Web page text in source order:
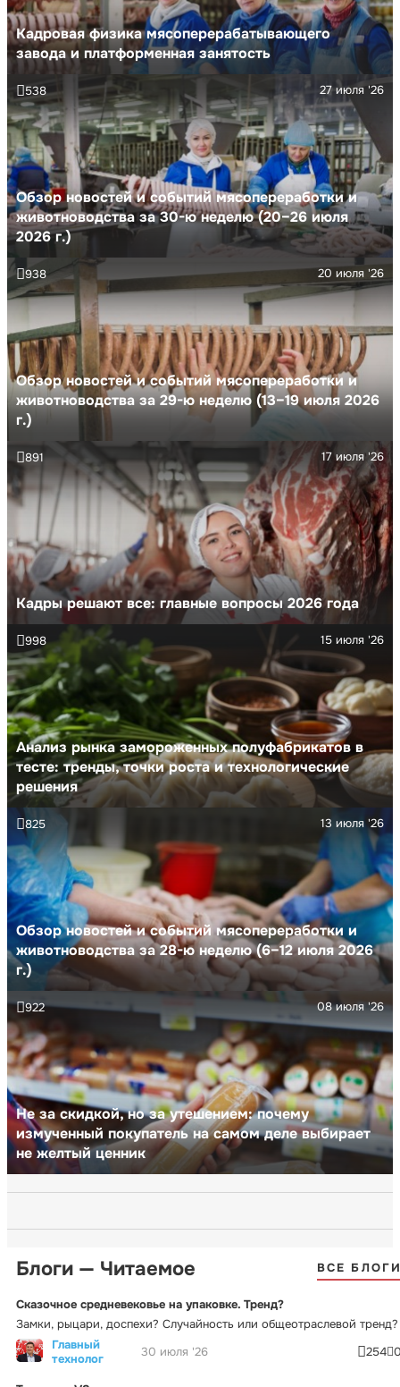
Кадровая физика мясоперерабатывающего
завода и платформенная занятость
Обзор новостей и событий мясопереработки и
животноводства за 30-ю неделю (20–26 июля
2026 г.)
27 июля '26
538
Обзор новостей и событий мясопереработки и
животноводства за 29-ю неделю (13–19 июля 2026
г.)
20 июля '26
938
Кадры решают все: главные вопросы 2026 года
17 июля '26
891
Анализ рынка замороженных полуфабрикатов в
тесте: тренды, точки роста и технологические
решения
15 июля '26
998
Обзор новостей и событий мясопереработки и
животноводства за 28-ю неделю (6–12 июля 2026
г.)
13 июля '26
825
Не за скидкой, но за утешением: почему
измученный покупатель на самом деле выбирает
не желтый ценник
08 июля '26
922
Блоги — Читаемое ВСЕ
Сказочное средневековье на упаковке. Тренд?
Замки, рыцари, доспехи? Случайность или общеотраслевой тренд?
Главный
технолог
30 июля '26 254